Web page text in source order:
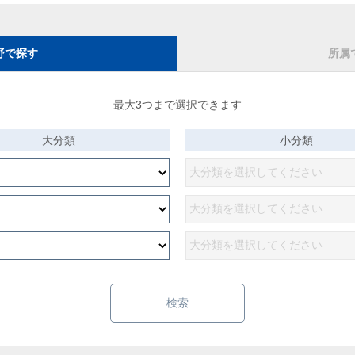
で探す 所属
最大3つまで選択できます
大分類 小分類
検索